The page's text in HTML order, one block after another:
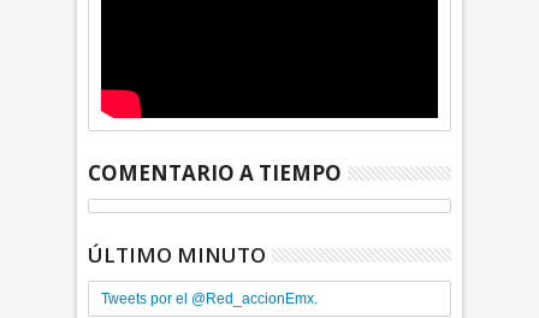
COMENTARIO A TIEMPO
ÚLTIMO MINUTO
Tweets por el @Red_accionEmx.